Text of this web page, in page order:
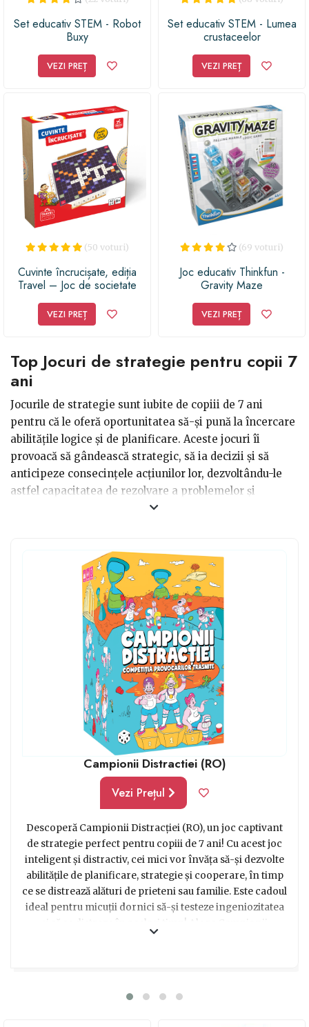
Set educativ STEM - Robot
Buxy
VEZI PREȚ
Set educativ STEM - Lumea
crustaceelor
VEZI PREȚ
(50 voturi)
Cuvinte încrucișate, ediția
Travel – Joc de societate
VEZI PREȚ
(69 voturi)
Joc educativ Thinkfun -
Gravity Maze
VEZI PREȚ
Top Jocuri de strategie pentru copii 7
ani
Jocurile de strategie sunt iubite de copiii de 7 ani
pentru că le oferă oportunitatea să-și pună la încercare
abilitățile logice și de planificare. Aceste jocuri îi
provoacă să gândească strategic, să ia decizii și să
anticipeze consecințele acțiunilor lor, dezvoltându-le
astfel capacitatea de rezolvare a problemelor și
abilitățile sociale. De asemenea, jocurile de strategie
educativă în același timp.
Campionii Distractiei (RO)
Vezi Prețul
Descoperă Campionii Distracției (RO), un joc captivant
de strategie perfect pentru copiii de 7 ani! Cu acest joc
inteligent și distractiv, cei mici vor învăța să-și dezvolte
abilitățile de planificare, strategie și cooperare, în timp
ce se distrează alături de prieteni sau familie. Este cadoul
ideal pentru micuții dornici să-și testeze ingeniozitatea
și să se distreze în același timp! Alege Campionii